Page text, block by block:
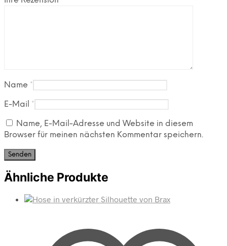
Name *
E-Mail *
Name, E-Mail-Adresse und Website in diesem
Browser für meinen nächsten Kommentar speichern.
Ähnliche Produkte